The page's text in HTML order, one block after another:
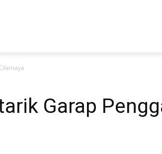
Garap